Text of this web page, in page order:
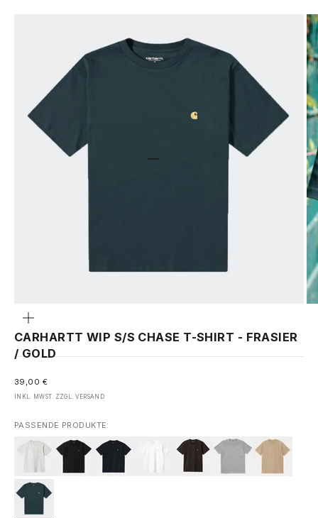
CARHARTT WIP S/S CHASE T-SHIRT - FRASIER
/ GOLD
ANGEBOT
39,00 €
INKL. MWST. ZZGL. VERSAND
PASSENDE PRODUKTE: